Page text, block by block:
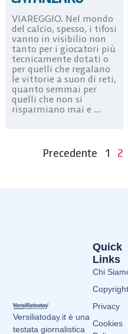
VIAREGGIO. Nel mondo
del calcio, spesso, i tifosi
vanno in visibilio non
tanto per i giocatori più
tecnicamente dotati o
per quelli che regalano
le vittorie a suon di reti,
quanto semmai per
quelli che non si
risparmiano mai e ...
Precedente 1 2
Versiliatoday.it è una
testata giornalistica
Quick
Links
Chi
Copyright
Privacy
Cookies